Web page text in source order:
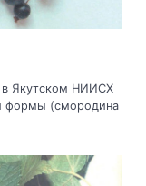
в Якутском НИИСХ
формы (смородина